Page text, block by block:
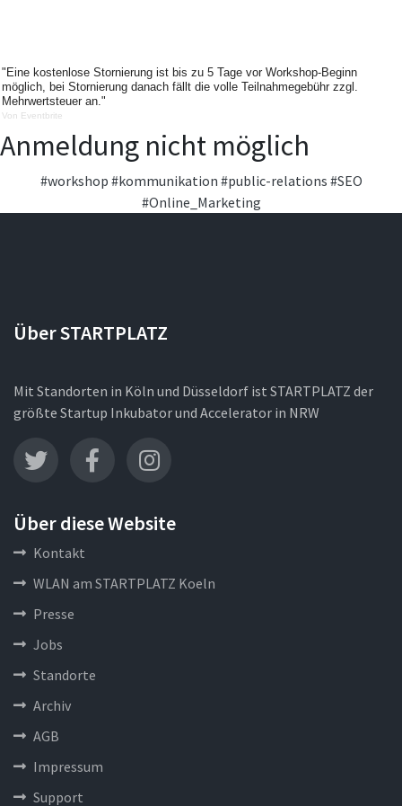
"Eine kostenlose Stornierung ist bis zu 5 Tage vor Workshop-Beginn
möglich, bei Stornierung danach fällt die volle Teilnahmegebühr zzgl.
Mehrwertsteuer an."
Von Eventbrite
Anmeldung nicht möglich
#workshop #kommunikation #public-relations #SEO
#Online_Marketing
Über STARTPLATZ
Mit Standorten in Köln und Düsseldorf ist STARTPLATZ der
größte Startup Inkubator und Accelerator in NRW
Über diese Website
Kontakt
WLAN am STARTPLATZ Koeln
Presse
Jobs
Standorte
Archiv
AGB
Impressum
Support